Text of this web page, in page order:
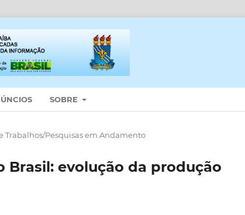
SOBRE
Trabalhos/Pesquisas em Andamento
Brasil: evolução da produção